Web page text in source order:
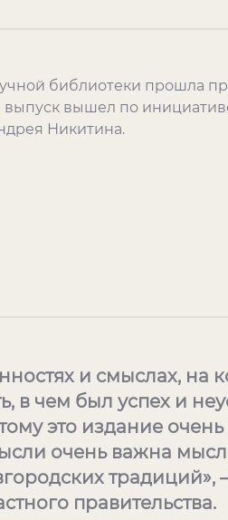
библиотеки прошла
вышел по
Никитина.
и смыслах, на
в чем был успех и
это издание
очень важна
традиций»,
правительства.